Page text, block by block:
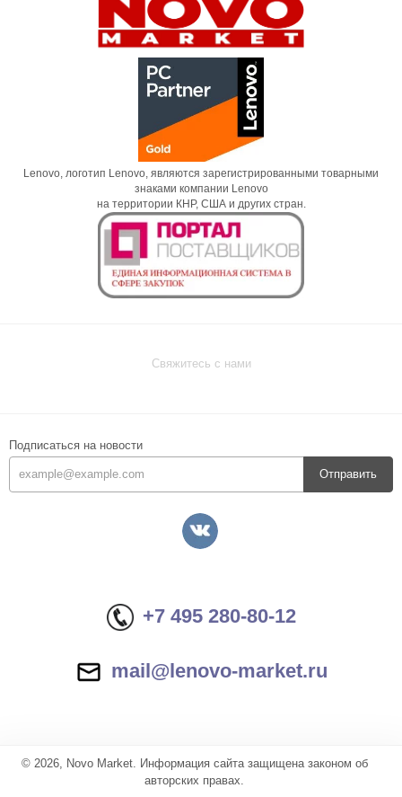
Lenovo, логотип Lenovo, являются зарегистрированными товарными
знаками компании Lenovo
на территории КНР, США и других стран.
Свяжитесь с нами
Подписаться на новости
Отправить
+7 495 280-80-12
mail@lenovo-market.ru
© 2026, Novo Market. Информация сайта защищена законом об
авторских правах.